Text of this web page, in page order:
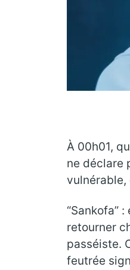
À 00h01,
ne déclare
vulnérable,
“Sankofa”
retourner
passéiste.
feutrée